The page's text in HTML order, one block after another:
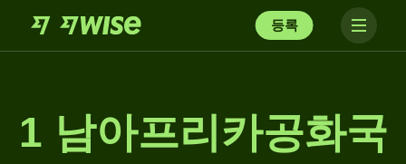
등록
1 남아프리카공화국